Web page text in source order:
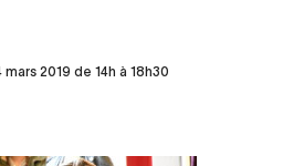
2019 de 14h à 18h30